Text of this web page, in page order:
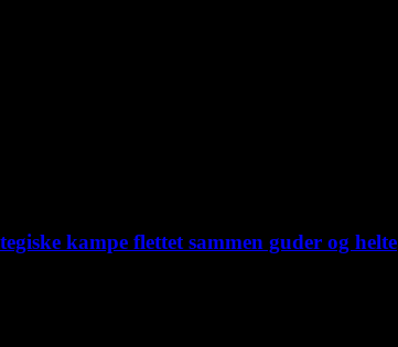
kampe flettet sammen guder og helte